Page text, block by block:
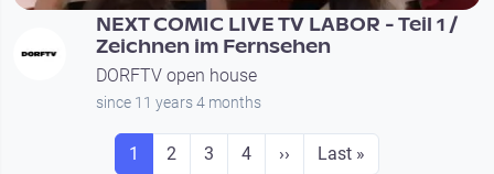
NEXT COMIC LIVE TV LABOR - Teil 1 /
Zeichnen im Fernsehen
DORFTV open house
since 11 years 4 months
Seitennummerierung
Seite
1 Seite
2 Seite
3 Seite
4 Next page
›› Last page
Last »